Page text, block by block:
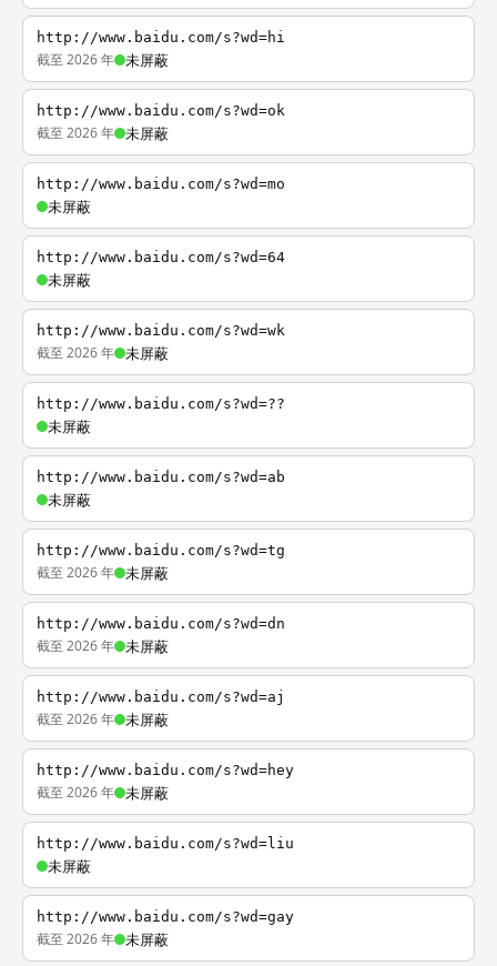
http://www.baidu.com/s?wd=hi
截至 2026 年 未屏蔽
http://www.baidu.com/s?wd=ok
截至 2026 年 未屏蔽
http://www.baidu.com/s?wd=mo
未屏蔽
http://www.baidu.com/s?wd=64
未屏蔽
http://www.baidu.com/s?wd=wk
截至 2026 年 未屏蔽
http://www.baidu.com/s?wd=??
未屏蔽
http://www.baidu.com/s?wd=ab
未屏蔽
http://www.baidu.com/s?wd=tg
截至 2026 年 未屏蔽
http://www.baidu.com/s?wd=dn
截至 2026 年 未屏蔽
http://www.baidu.com/s?wd=aj
截至 2026 年 未屏蔽
http://www.baidu.com/s?wd=hey
截至 2026 年 未屏蔽
http://www.baidu.com/s?wd=liu
未屏蔽
http://www.baidu.com/s?wd=gay
截至 2026 年 未屏蔽